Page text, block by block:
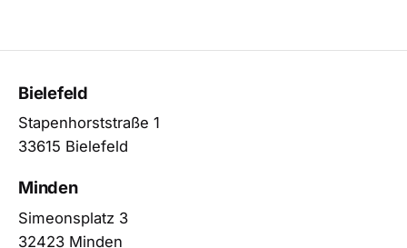
Bielefeld
Stapenhorststraße 1
33615 Bielefeld
Minden
Simeonsplatz 3
32423 Minden